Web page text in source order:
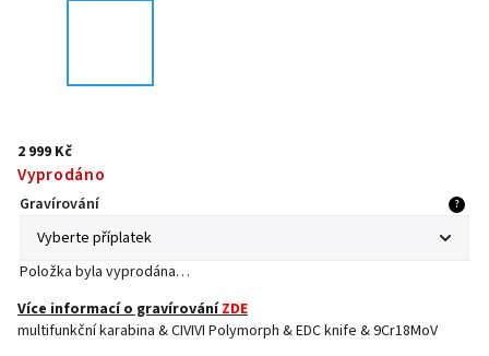
2 999 Kč
Vyprodáno
Gravírování ?
Položka byla vyprodána…
Více informací o gravírováníZDE
multifunkční karabina & CIVIVI Polymorph & EDC knife & 9Cr18MoV